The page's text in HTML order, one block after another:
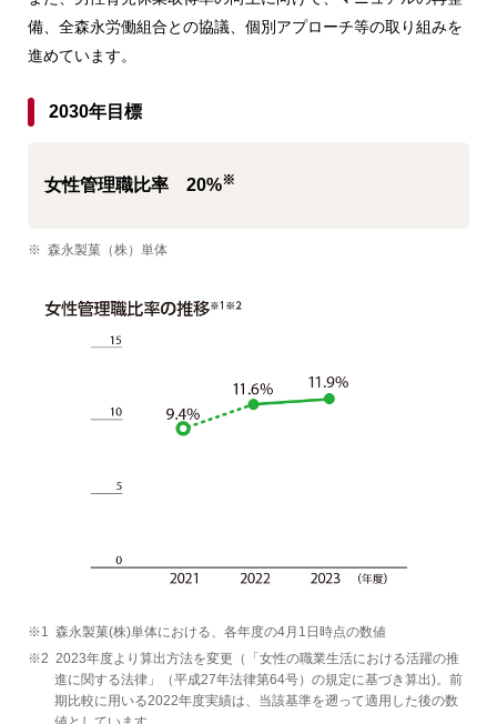
備、全森永労働組合との協議、個別アプローチ等の取り組みを
進めています。
2030年目標
女性管理職比率 20%※
※ 森永製菓（株）単体
※1
森永製菓(株)単体における、各年度の4月1日時点の数値
※2 2023年度より算出方法を変更（「女性の職業生活における活躍の推
進に関する法律」（平成27年法律第64号）の規定に基づき算出)。前
期比較に用いる2022年度実績は、当該基準を遡って適用した後の数